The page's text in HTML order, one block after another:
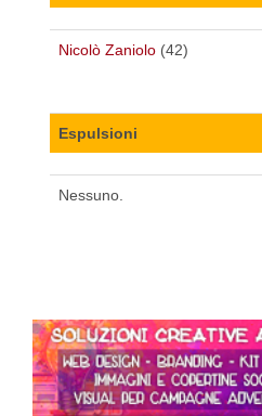
Nicolò Zaniolo (42)
Espulsioni
Nessuno.